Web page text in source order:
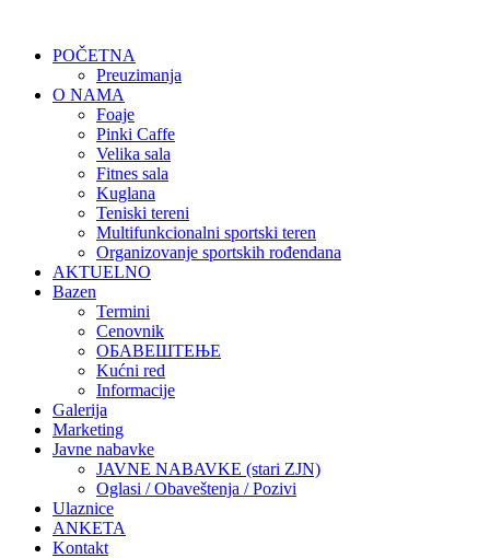
POČETNA
Preuzimanja
O NAMA
Foaje
Pinki Caffe
Velika sala
Fitnes sala
Kuglana
Teniski tereni
Multifunkcionalni sportski teren
Organizovanje sportskih rođendana
AKTUELNO
Bazen
Termini
Cenovnik
ОБАВЕШТЕЊЕ
Kućni red
Informacije
Galerija
Marketing
Javne nabavke
JAVNE NABAVKE (stari ZJN)
Oglasi / Obaveštenja / Pozivi
Ulaznice
ANKETA
Kontakt